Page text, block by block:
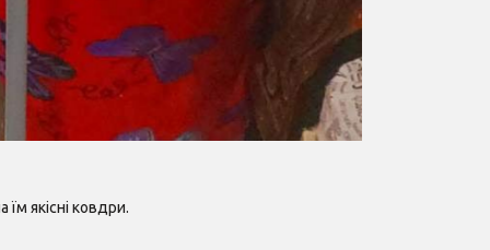
якісні ковдри.